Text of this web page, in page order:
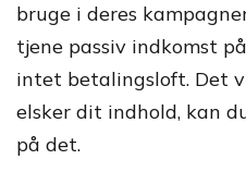
bruge i deres
tjene passiv indkomst
intet betalingsloft. Det
elsker dit indhold, kan
på det.